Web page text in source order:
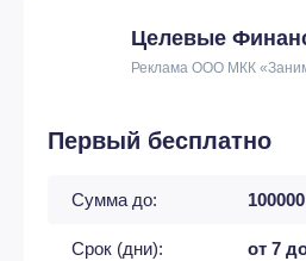
Целевые
Реклама ООО МКК
Первый бесплатно
Сумма до:
Срок (дни): от 7